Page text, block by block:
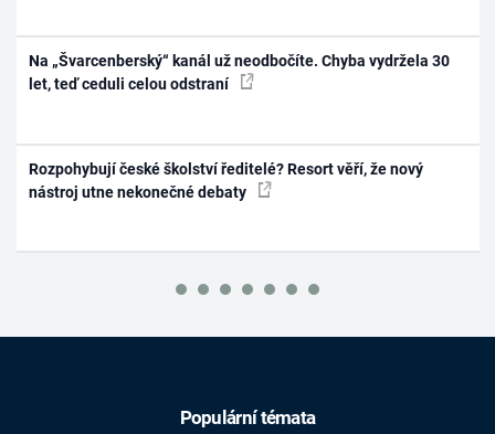
Na „Švarcenberský“ kanál už neodbočíte. Chyba vydržela 30
let, teď ceduli celou odstraní
Rozpohybují české školství ředitelé? Resort věří, že nový
nástroj utne nekonečné debaty
Populární témata